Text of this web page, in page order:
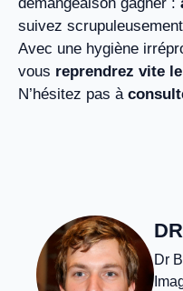
suivez
Avec une hygiène
vous reprendrez vite
N’hésitez pas à
Dr